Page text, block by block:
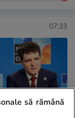
07:33
să rămână